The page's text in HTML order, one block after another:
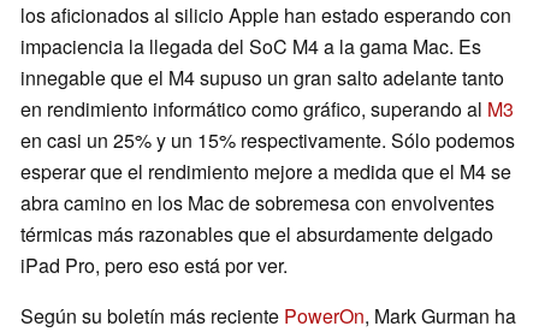
los aficionados al silicio Apple han estado esperando con
impaciencia la llegada del SoC M4 a la gama Mac. Es
innegable que el M4 supuso un gran salto adelante tanto
en rendimiento informático como gráfico, superando al M3
en casi un 25% y un 15% respectivamente. Sólo podemos
esperar que el rendimiento mejore a medida que el M4 se
abra camino en los Mac de sobremesa con envolventes
térmicas más razonables que el absurdamente delgado
iPad Pro, pero eso está por ver.
Según su boletín más reciente PowerOn, Mark Gurman ha